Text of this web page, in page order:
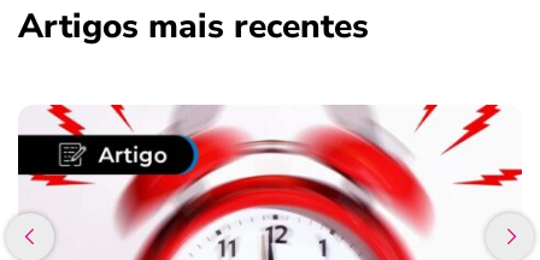
Artigos mais recentes